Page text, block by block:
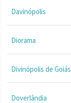
Davinópolis
Diorama
Divinópolis de Goiás
Doverlândia